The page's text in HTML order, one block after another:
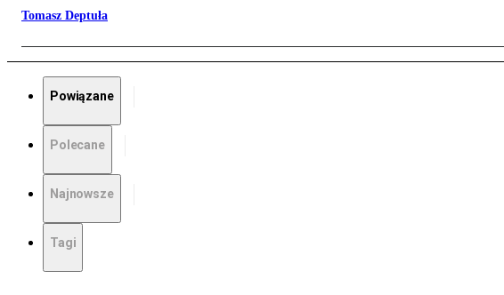
Tomasz Deptuła
Powiązane
Polecane
Najnowsze
Tagi